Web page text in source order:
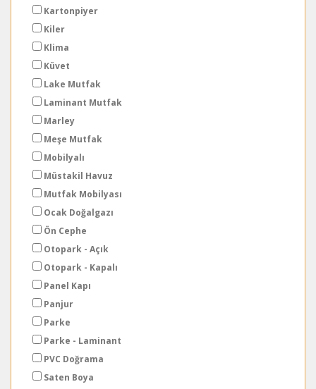
Kartonpiyer
Kiler
Klima
Küvet
Lake Mutfak
Laminant Mutfak
Marley
Meşe Mutfak
Mobilyalı
Müstakil Havuz
Mutfak Mobilyası
Ocak Doğalgazı
Ön Cephe
Otopark - Açık
Otopark - Kapalı
Panel Kapı
Panjur
Parke
Parke - Laminant
PVC Doğrama
Saten Boya